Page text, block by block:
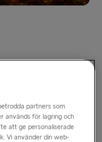
skogar
passion för
partners som
används för lagring och
att ge personaliserade
Vi använder din web-